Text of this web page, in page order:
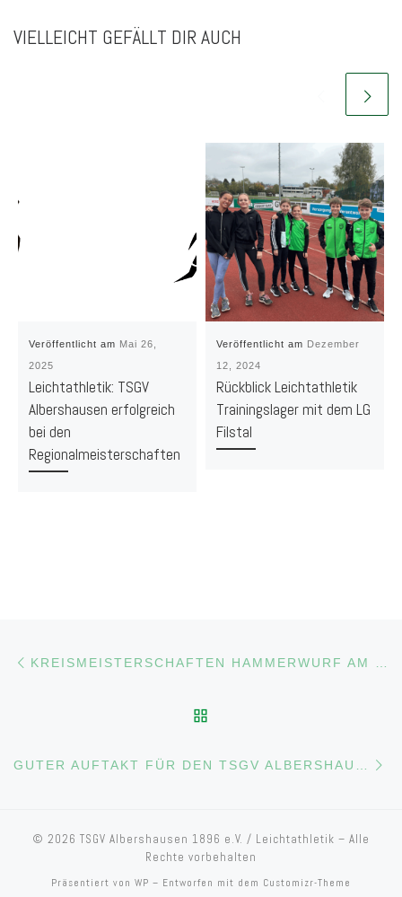
VIELLEICHT GEFÄLLT DIR AUCH
Veröffentlicht am Mai 26,
2025
Leichtathletik: TSGV
Albershausen erfolgreich
bei den
Regionalmeisterschaften
Veröffentlicht am Dezember
12, 2024
Rückblick Leichtathletik
Trainingslager mit dem LG
Filstal
Beitragsnavigation
© 2026 TSGV Albershausen 1896 e.V. / Leichtathletik – Alle
Rechte vorbehalten
Präsentiert von WP – Entworfen mit dem Customizr-Theme